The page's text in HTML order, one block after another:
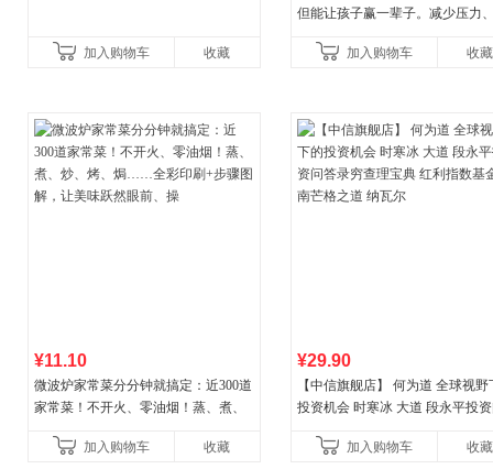
加入购物车 收藏
但能让孩子赢一辈子。减少压力
合“小行动”触发大脑行动开
加入购物车 收藏
¥11.10
微波炉家常菜分分钟就搞定：近300道
家常菜！不开火、零油烟！蒸、煮、
让美味跃然眼前、操
加入购物车 收藏
¥29.90
【中信旗舰店】 何为道 全球视野
投资机会 时寒冰 大道 段永平投
格之道 纳瓦尔加入购物车 收藏